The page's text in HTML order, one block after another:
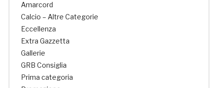
Amarcord
Calcio – Altre Categorie
Eccellenza
Extra Gazzetta
Gallerie
GRB Consiglia
Prima categoria